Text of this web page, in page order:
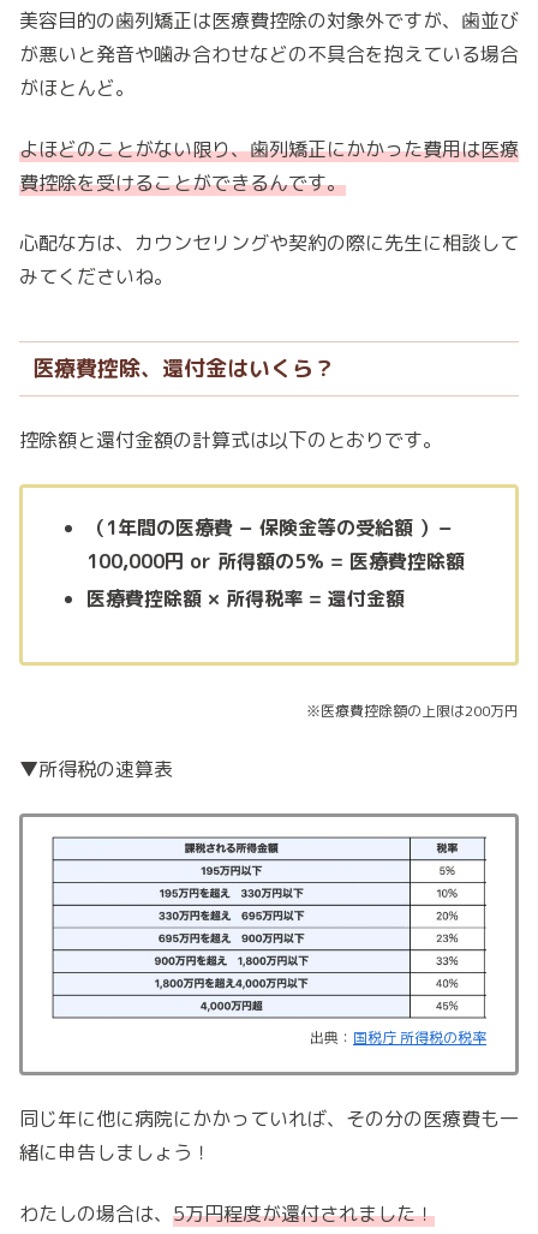
美容目的の歯列矯正は医療費控除の対象外ですが、歯並び
が悪いと発音や噛み合わせなどの不具合を抱えている場合
がほとんど。
よほどのことがない限り、歯列矯正にかかった費用は医療
費控除を受けることができるんです。
心配な方は、カウンセリングや契約の際に先生に相談して
みてくださいね。
医療費控除、還付金はいくら？
控除額と還付金額の計算式は以下のとおりです。
（1年間の医療費 − 保険金等の受給額 ）−
100,000円 or 所得額の5% = 医療費控除額
医療費控除額 × 所得税率 = 還付金額
※医療費控除額の上限は200万円
▼所得税の速算表
出典： 国税庁 所得税の税率
同じ年に他に病院にかかっていれば、その分の医療費も一
緒に申告しましょう！
わたしの場合は、 5万円程度が還付されました！